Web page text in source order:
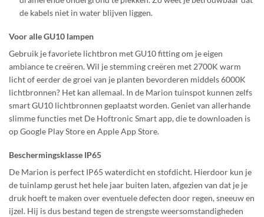
de kabels niet in water blijven liggen.
Voor alle GU10 lampen
Gebruik je favoriete lichtbron met GU10 fitting om je eigen
ambiance te creëren. Wil je stemming creëren met 2700K warm
licht of eerder de groei van je planten bevorderen middels 6000K
lichtbronnen? Het kan allemaal. In de Marion tuinspot kunnen zelfs
smart GU10 lichtbronnen geplaatst worden. Geniet van allerhande
slimme functies met De Hoftronic Smart app, die te downloaden is
op Google Play Store en Apple App Store.
Beschermingsklasse IP65
De Marion is perfect IP65 waterdicht en stofdicht. Hierdoor kun je
de tuinlamp gerust het hele jaar buiten laten, afgezien van dat je je
druk hoeft te maken over eventuele defecten door regen, sneeuw en
ijzel. Hij is dus bestand tegen de strengste weersomstandigheden